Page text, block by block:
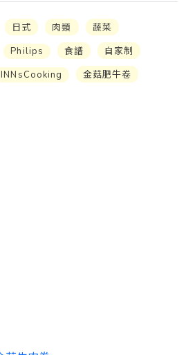
日式 肉類
蔬菜
Philips 食譜
自家制
INNsCooking
金菇肥牛卷